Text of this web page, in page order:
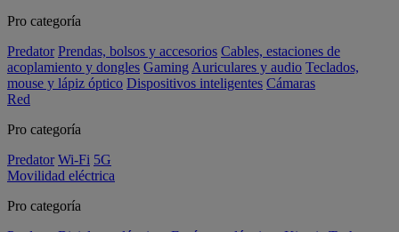
Pro categoría
Predator Prendas, bolsos y accesorios Cables, estaciones de
acoplamiento y dongles Gaming Auriculares y audio Teclados,
mouse y lápiz óptico Dispositivos inteligentes Cámaras
Red
Pro categoría
Predator Wi-Fi 5G
Movilidad eléctrica
Pro categoría